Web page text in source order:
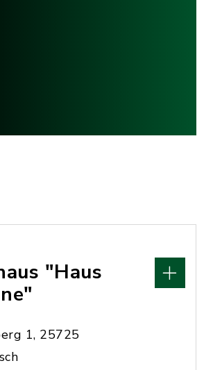
"Haus
1, 25725